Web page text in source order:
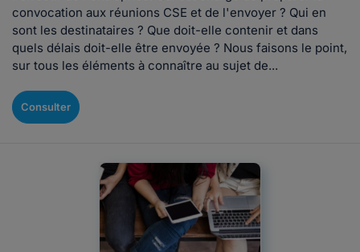
convocation aux réunions CSE et de l'envoyer ? Qui en
sont les destinataires ? Que doit-elle contenir et dans
quels délais doit-elle être envoyée ? Nous faisons le point,
sur tous les éléments à connaître au sujet de...
Consulter